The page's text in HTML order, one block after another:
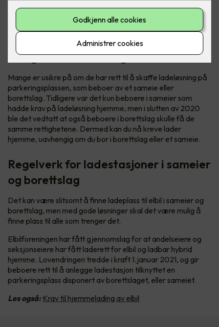
om du bor i borettslag eller sameie? Det er godt å vite om
du har eller skal skaffe elbil.
Tidligere gjaldt det kun for sameie,
nå også for borettslag
Mange er usikre på om de har rett til å skaffe ladeløsning på
parkeringsplassen, som beboer av et sameie eller
borettslag. Tidligere var det kun beboere i sameier som
hadde krav på ladeløsning hjemme, men i slutten av 2020
ble det vedtatt at også beboere i borettslag skulle få de
samme rettighetene. Dermed kan du nå kreve lader
hjemme, uavhengig om du bor i borettslag eller et sameie.
Regelverk for ladestasjoner i sameier
og borettslag
Det kan være slitsomt å finne ladeplass til elbil i sameier og
borettslag, men med gode løsninger skal det være mulig å
finne plass til alle som trenger det.
Elbilforeningen har fått gjennomslag for at andelseiere og
seksjonseiere har fått laderett for elbil og ladbar hybrid
hjemme. Lovendringen tredde i kraft 1.januar 2021, og gir
beboere rett til å anlegge ladestasjon tilknyttet en
parkeringsplass disponert av borettslaget, eller sameiet.
Les også: Krav til hjemmelading av elbil